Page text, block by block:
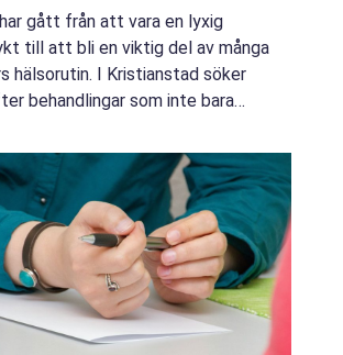
gått från att vara en lyxig
till att bli en viktig del av många
hälsorutin. I Kristianstad söker
behandlingar som inte bara
på sikt. Sökning...